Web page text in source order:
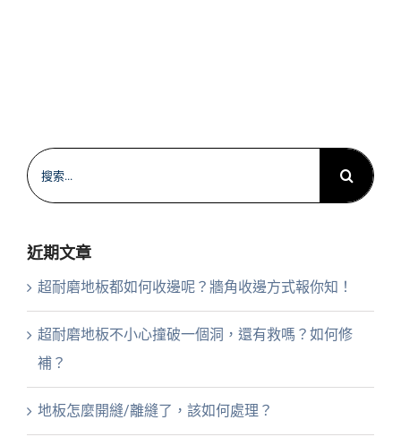
搜
索
果：
近期文章
超耐磨地板都如何收邊呢？牆角收邊方式報你知！
超耐磨地板不小心撞破一個洞，還有救嗎？如何修
補？
地板怎麼開縫/離縫了，該如何處理？